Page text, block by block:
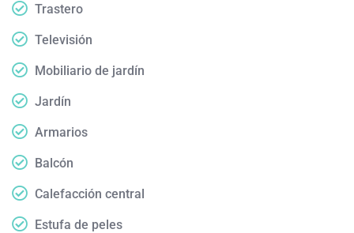
Trastero
Televisión
Mobiliario de jardín
Jardín
Armarios
Balcón
Calefacción central
Estufa de peles